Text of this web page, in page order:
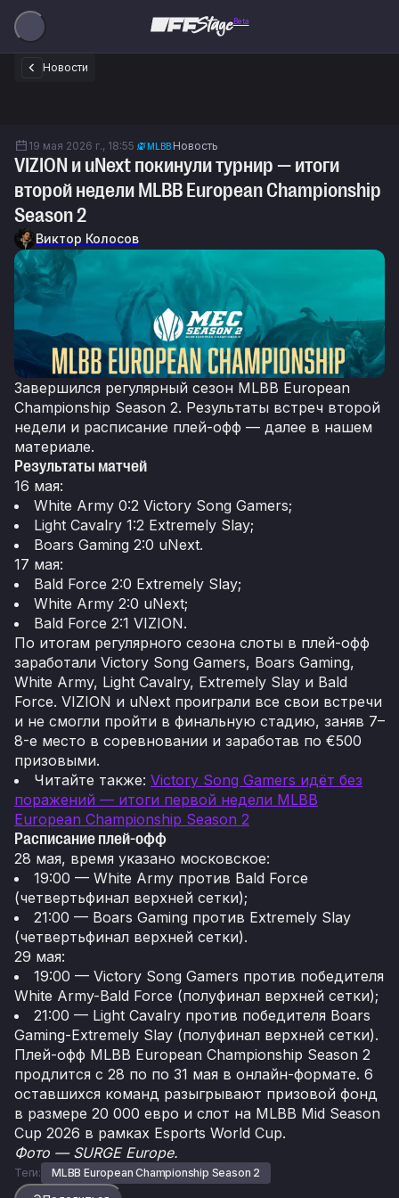
Beta
Новости
19 мая 2026 г., 18:55 MLBB Новость
VIZION и uNext покинули турнир — итоги
второй недели MLBB European Championship
Season 2
Виктор Колосов
Завершился регулярный сезон MLBB European
Championship Season 2. Результаты встреч второй
недели и расписание плей-офф — далее в нашем
материале.
Результаты матчей
16 мая:
White Army 0:2 Victory Song Gamers;
Light Cavalry 1:2 Extremely Slay;
Boars Gaming 2:0 uNext.
17 мая:
Bald Force 2:0 Extremely Slay;
White Army 2:0 uNext;
Bald Force 2:1 VIZION.
По итогам регулярного сезона слоты в плей-офф
заработали Victory Song Gamers, Boars Gaming,
White Army, Light Cavalry, Extremely Slay и Bald
Force. VIZION и uNext проиграли все свои встречи
и не смогли пройти в финальную стадию, заняв 7–
8-е место в соревновании и заработав по €500
призовыми.
Читайте также: Victory Song Gamers идёт без
поражений — итоги первой недели MLBB
European Championship Season 2
Расписание плей-офф
28 мая, время указано московское:
19:00 — White Army против Bald Force
(четвертьфинал верхней сетки);
21:00 — Boars Gaming против Extremely Slay
(четвертьфинал верхней сетки).
29 мая:
19:00 — Victory Song Gamers против победителя
White Army-Bald Force (полуфинал верхней сетки);
21:00 — Light Cavalry против победителя Boars
Gaming-Extremely Slay (полуфинал верхней сетки).
Плей-офф MLBB European Championship Season 2
продлится с 28 по по 31 мая в онлайн-формате. 6
оставшихся команд разыгрывают призовой фонд
в размере 20 000 евро и слот на MLBB Mid Season
Cup 2026 в рамках Esports World Cup.
Фото — SURGE Europe.
Теги:
MLBB European Championship Season 2